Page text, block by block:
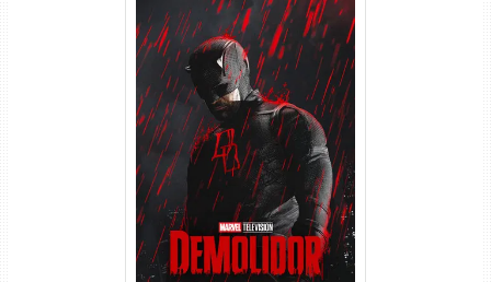
Demolidor: Renascido 2ª
Temporada (2026) WEB-DL
1080p Dual Áudio